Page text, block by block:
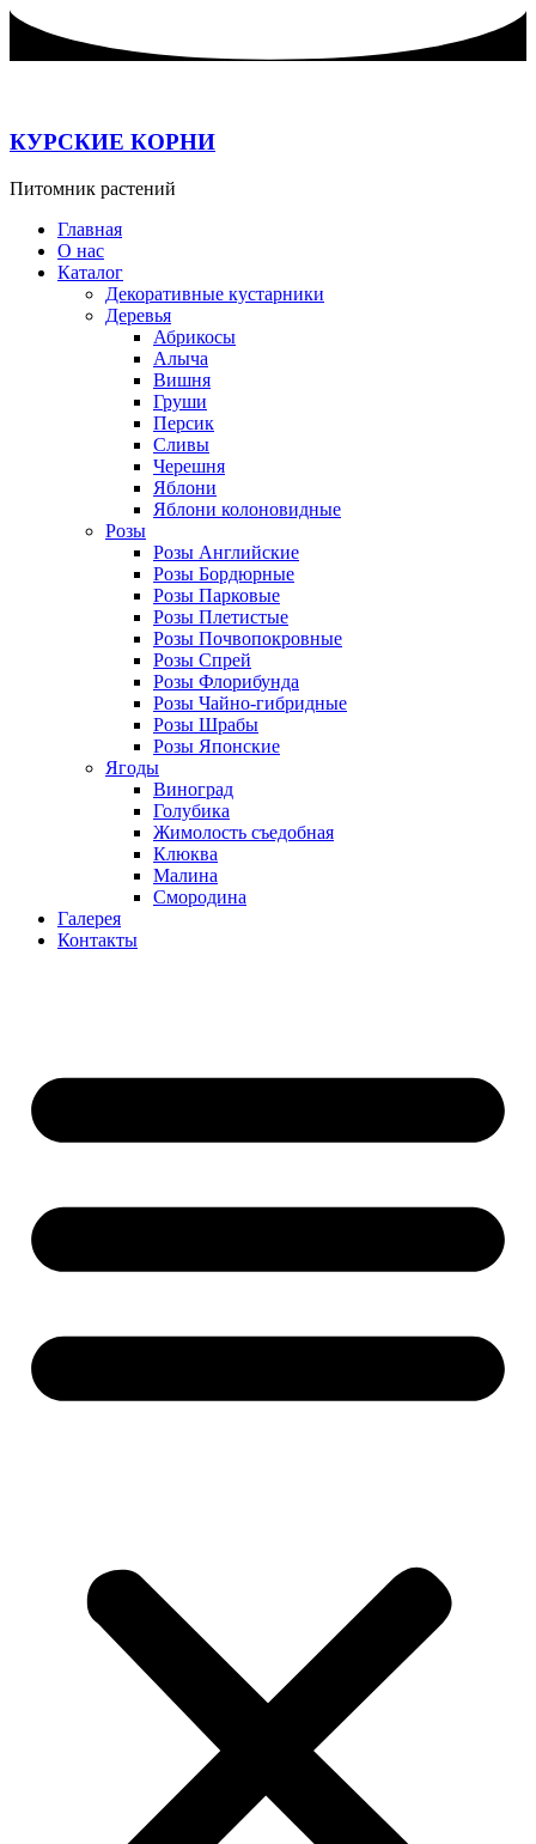
Перейти
содержимому
КУРСКИЕ КОРНИ
Питомник растений
Главная
О нас
Каталог
Декоративные кустарники
Деревья
Абрикосы
Алыча
Вишня
Груши
Персик
Сливы
Черешня
Яблони
Яблони колоновидные
Розы
Розы Английские
Розы Бордюрные
Розы Парковые
Розы Плетистые
Розы Почвопокровные
Розы Спрей
Розы Флорибунда
Розы Чайно-гибридные
Розы Шрабы
Розы Японские
Ягоды
Виноград
Голубика
Жимолость съедобная
Клюква
Малина
Смородина
Галерея
Контакты